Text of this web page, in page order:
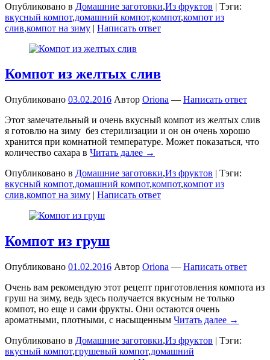
Опубликовано в Домашние заготовки,Из фруктов | Тэги:
вкусный компот,домашний компот,компот,компот из
слив,компот на зиму | Написать ответ
Компот из желтых слив
Опубликовано 03.02.2016 Автор Oriona — Написать ответ
Этот замечательный и очень вкусный компот из желтых слив
я готовлю на зиму без стерилизации и он он очень хорошо
хранится при комнатной температуре. Может показаться, что
количество сахара в Читать далее →
Опубликовано в Домашние заготовки,Из фруктов | Тэги:
вкусный компот,домашний компот,компот,компот из
слив,компот на зиму | Написать ответ
Компот из груш
Опубликовано 01.02.2016 Автор Oriona — Написать ответ
Очень вам рекомендую этот рецепт приготовления компота из
груш на зиму, ведь здесь получается вкусным не только
компот, но еще и сами фрукты. Они остаются очень
ароматными, плотными, с насыщенным Читать далее →
Опубликовано в Домашние заготовки,Из фруктов | Тэги:
вкусный компот,грушевый компот,домашний